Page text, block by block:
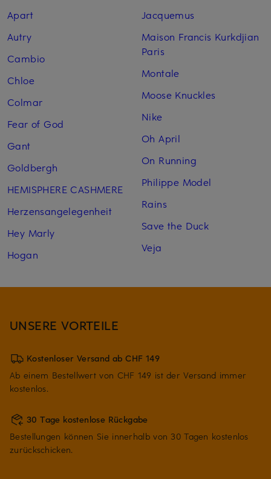
Apart
Autry
Cambio
Chloe
Colmar
Fear of God
Gant
Goldbergh
HEMISPHERE CASHMERE
Herzensangelegenheit
Hey Marly
Hogan
Jacquemus
Maison Francis Kurkdjian
Paris
Montale
Moose Knuckles
Nike
Oh April
On Running
Philippe Model
Rains
Save the Duck
Veja
UNSERE VORTEILE
Kostenloser Versand ab CHF 149
Ab einem Bestellwert von CHF 149 ist der Versand immer
kostenlos.
30 Tage kostenlose Rückgabe
Bestellungen können Sie innerhalb von 30 Tagen kostenlos
zurückschicken.